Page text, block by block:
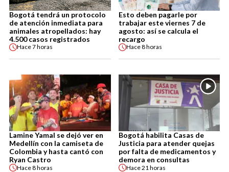
Bogotá tendrá un protocolo
de atención inmediata para
animales atropellados: hay
4.500 casos registrados
Hace7 horas
Esto deben pagarle por
trabajar este viernes 7 de
agosto: así se calcula el
recargo
Hace8 horas
Lamine Yamal se dejó ver en
Medellín con la camiseta de
Colombia y hasta cantó con
Ryan Castro
Hace8 horas
Bogotá habilita Casas de
Justicia para atender quejas
por falta de medicamentos y
demora en consultas
Hace21 horas